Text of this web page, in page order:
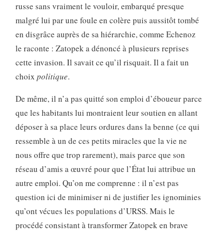
russe sans vraiment le vouloir, embarqué presque
malgré lui par une foule en colère puis aussitôt tombé
en disgrâce auprès de sa hiérarchie, comme Echenoz
le raconte : Zatopek a dénoncé à plusieurs reprises
cette invasion. Il savait ce qu’il risquait. Il a fait un
choix politique.
De même, il n’a pas quitté son emploi d’éboueur parce
que les habitants lui montraient leur soutien en allant
déposer à sa place leurs ordures dans la benne (ce qui
ressemble à un de ces petits miracles que la vie ne
nous offre que trop rarement), mais parce que son
réseau d’amis a œuvré pour que l’État lui attribue un
autre emploi. Qu’on me comprenne : il n’est pas
question ici de minimiser ni de justifier les ignominies
qu’ont vécues les populations d’URSS. Mais le
procédé consistant à transformer Zatopek en brave